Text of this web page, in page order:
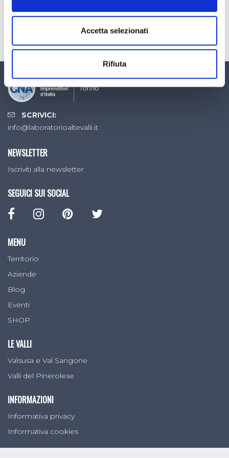
Accetta selezionati
Rifiuta
...
SCRIVICI:
info@laboratorioaltevalli.it
NEWSLETTER
Iscriviti alla newsletter
SEGUICI SUI SOCIAL
MENU
Territorio
Aziende
Blog
Eventi
SHOP
LE VALLI
Valsusa e Val Sangone
Valli del Pinerolese
INFORMAZIONI
Informativa privacy
Informativa cookies